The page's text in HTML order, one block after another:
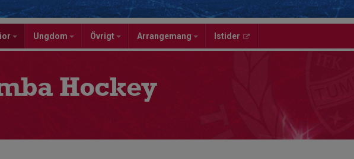
Ungdom Övrigt Arrangemang Istider
Hockey